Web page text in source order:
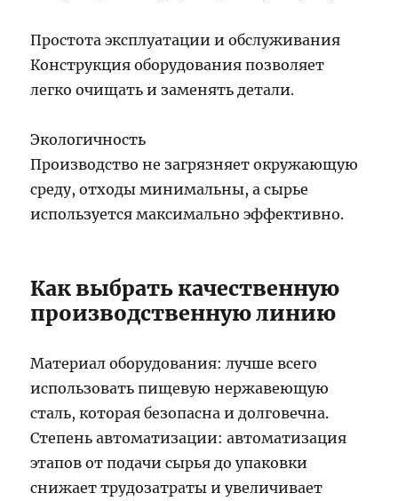
Простота эксплуатации и обслуживания
Конструкция оборудования позволяет
легко очищать и заменять детали.
Экологичность
Производство не загрязняет окружающую
среду, отходы минимальны, а сырье
используется максимально эффективно.
Как выбрать качественную
производственную линию
Материал оборудования: лучше всего
использовать пищевую нержавеющую
сталь, которая безопасна и долговечна.
Степень автоматизации: автоматизация
этапов от подачи сырья до упаковки
снижает трудозатраты и увеличивает